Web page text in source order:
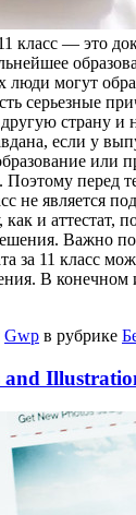
11 класс —
могут
серьезные
страну
если у
или
Поэтому перед
не
и аттестат,
Важно
за 11 класс
В конечном
Gwp в рубрике
and